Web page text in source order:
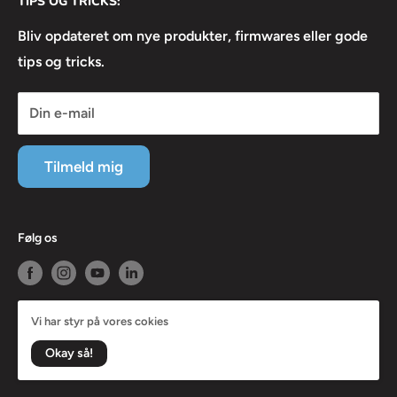
08:30 - 16:30
⦿ Returneringsformular
⦿ Lejebetingelser
⦿ Linkedin
⦿ Facebook
⦿ Instagram
⦿ Servicevilkår
⦿ Refusionspolitik
Bliv opdateret om nye produkter, firmwares eller gode
tips og tricks.
Din e-mail
Tilmeld mig
Følg os
Med forbehold for prisændringer
Vi har styr på vores cokies
Okay så!